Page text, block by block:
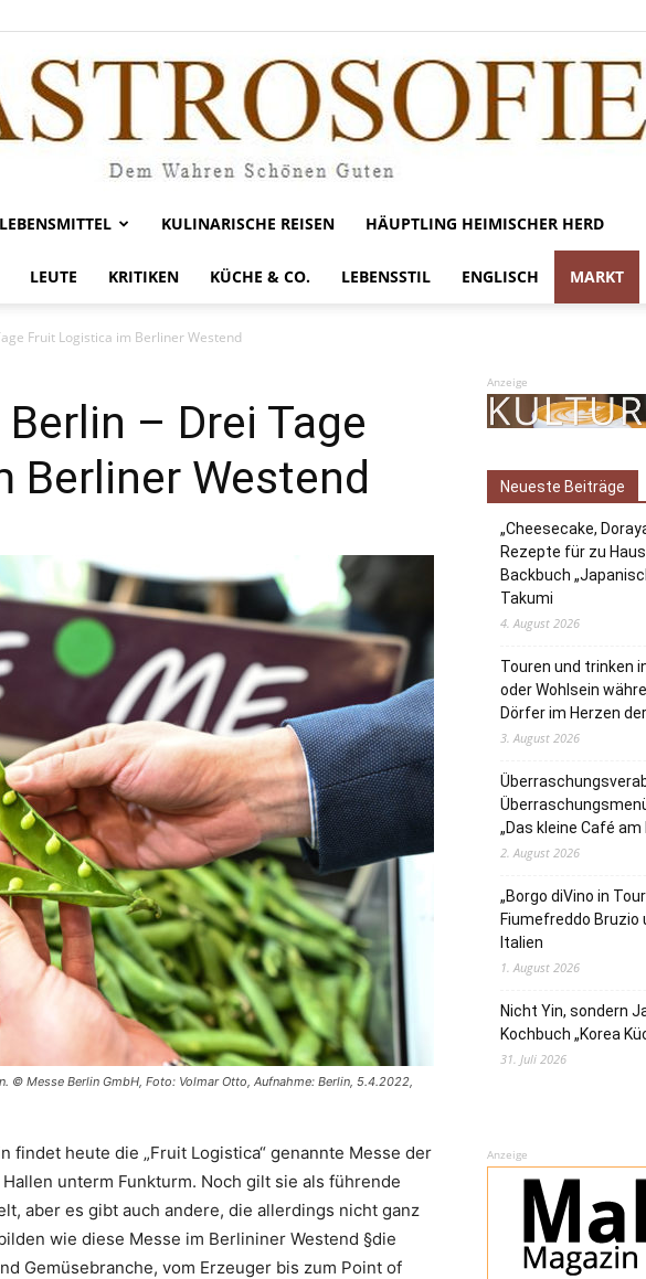
Gastrosofie
LEBENSMITTEL KULINARISCHE REISEN HÄUPTLING HEIMISCHER HERD
LEUTE KRITIKEN KÜCHE & CO. LEBENSSTIL ENGLISCH MARKT
Fruit Logistica im Berliner Westend
– Drei Tage
Berliner Westend
© Messe Berlin GmbH, Foto: Volmar Otto, Aufnahme: Berlin, 5.4.2022,
findet heute die „Fruit Logistica“ genannte Messe der
unterm Funkturm. Noch gilt sie als führende
aber es gibt auch andere, die allerdings nicht ganz
wie diese Messe im Berlininer Westend §die
Gemüsebranche, vom Erzeuger bis zum Point of
Anzeige
Neueste Beiträge
„Cheesecake,
Rezepte für zu
Backbuch
Takumi
4. August 2026
Touren und trinken
oder Wohlsein
Dörfer im Herzen
3. August 2026
„Das kleine Café am
2. August 2026
„Borgo diVino in
Fiumefreddo Bruzio
Italien
1. August 2026
Nicht Yin, sondern
Kochbuch „Korea
31. Juli 2026
Anzeige